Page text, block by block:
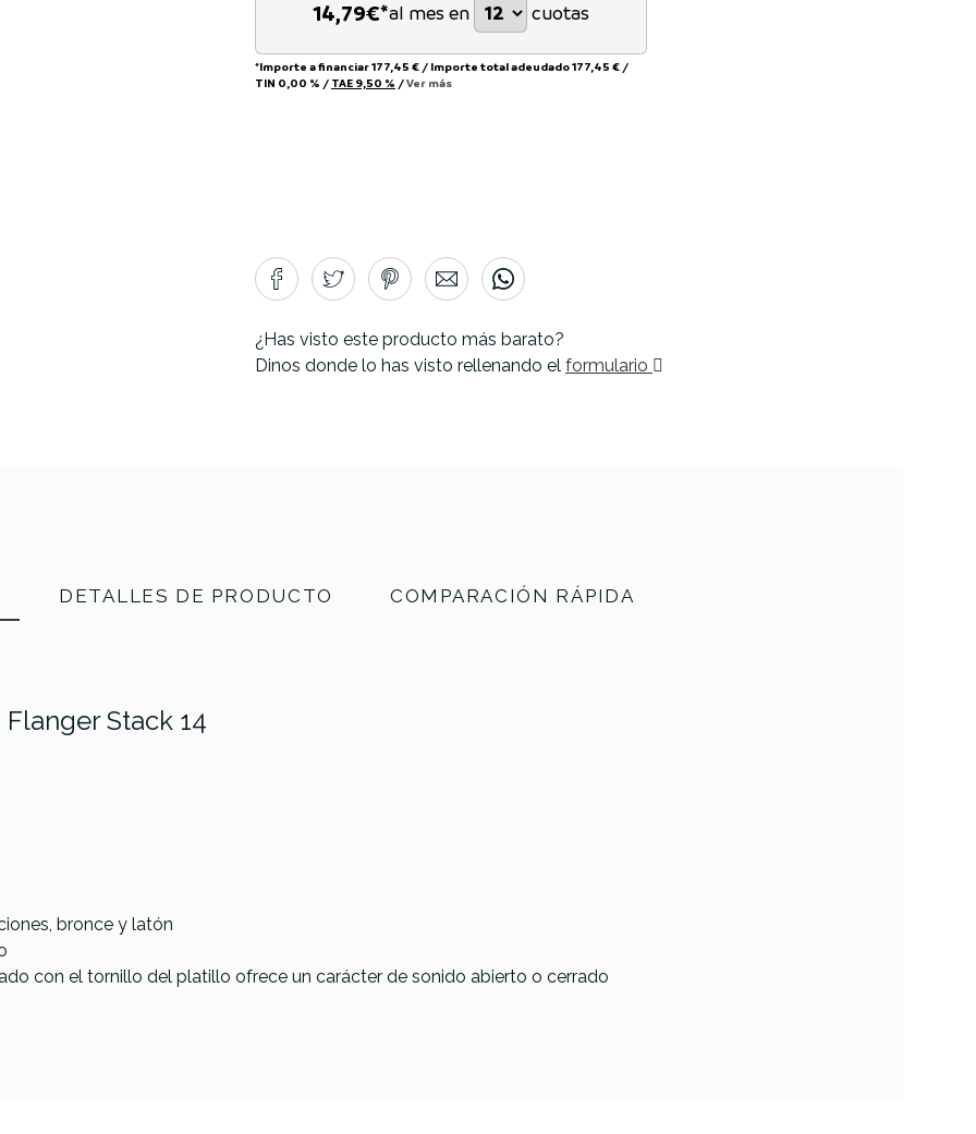
14,79€*al mes en cuotas
*Importe a financiar177,45 € / Importe total adeudado177,45 € /
TIN 0,00 % / TAE 9,50 % /Ver más
¿Has visto este producto más barato?
Dinos donde lo has visto rellenando el formulario
DETALLES DE PRODUCTO COMPARACIÓN RÁPIDA
Stack 14
bronce y latón
con el tornillo del platillo ofrece un carácter de sonido abierto o cerrado